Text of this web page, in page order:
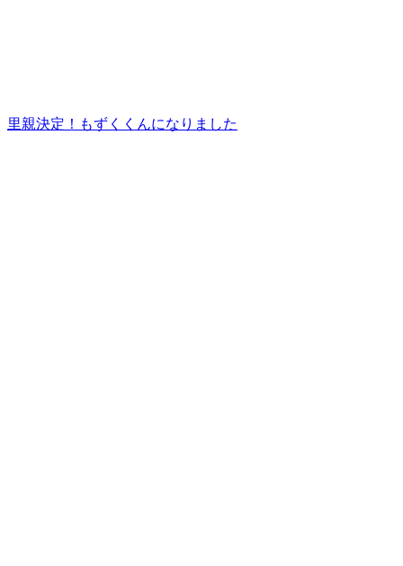
里親決定！もずくくんになりました